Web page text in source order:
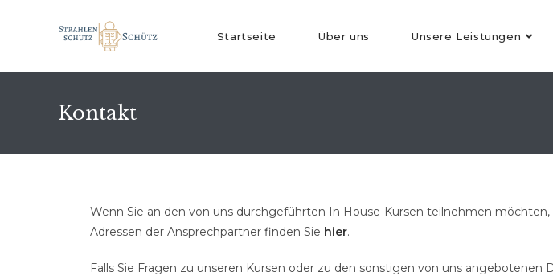
Startseite Über uns Unsere Leistungen
Kontakt
Wenn Sie an den von uns durchgeführten In House-Kursen teilnehmen
Adressen der Ansprechpartner finden Sie hier.
Falls Sie Fragen zu unseren Kursen oder zu den sonstigen von uns